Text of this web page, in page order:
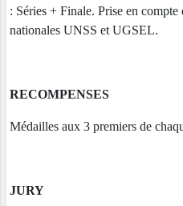
: Séries + Finale. Prise en
nationales UNSS et UGSEL.
RECOMPENSES
Médailles aux 3 premiers de
JURY